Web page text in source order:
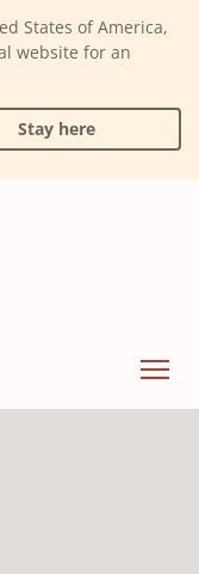
States of America,
website for an
Stay here